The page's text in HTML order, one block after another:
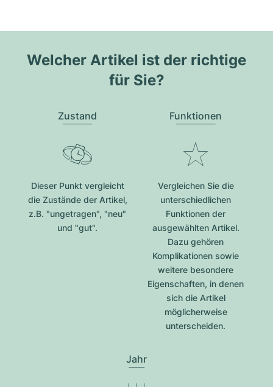
Welcher Artikel ist der richtige
für Sie?
Zustand
Dieser Punkt vergleicht
die Zustände der Artikel,
z.B. "ungetragen", "neu"
und "gut".
Funktionen
Vergleichen Sie die
unterschiedlichen
Funktionen der
ausgewählten Artikel.
Dazu gehören
Komplikationen sowie
weitere besondere
Eigenschaften, in denen
sich die Artikel
möglicherweise
unterscheiden.
Jahr